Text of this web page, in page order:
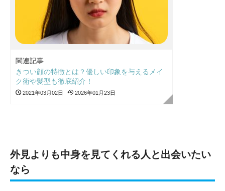
関連記事
きつい顔の特徴とは？優しい印象を与えるメイ
ク術や髪型も徹底紹介！
2021年03月02日 2026年01月23日
外見よりも中身を見てくれる人と出会いたい
なら